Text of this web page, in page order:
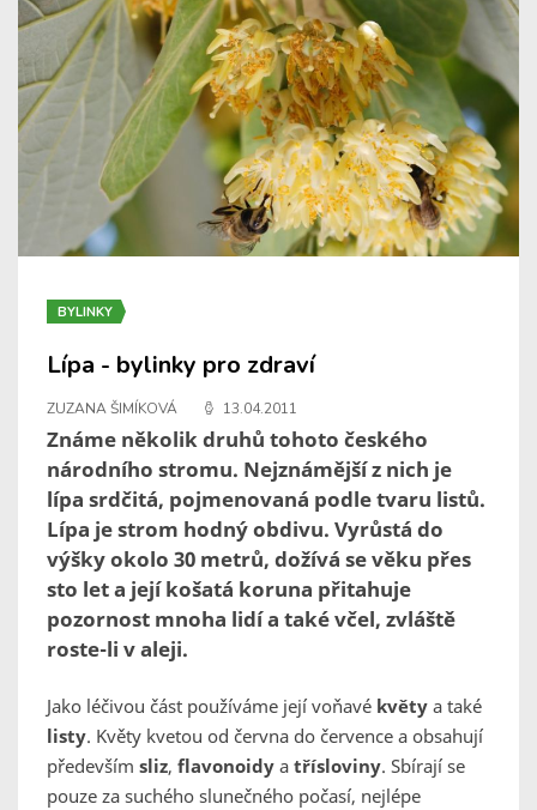
BYLINKY
Lípa - bylinky pro zdraví
ZUZANA ŠIMÍKOVÁ 13.04.2011
Známe několik druhů tohoto českého
národního stromu. Nejznámější z nich je
lípa srdčitá, pojmenovaná podle tvaru listů.
Lípa je strom hodný obdivu. Vyrůstá do
výšky okolo 30 metrů, dožívá se věku přes
sto let a její košatá koruna přitahuje
pozornost mnoha lidí a také včel, zvláště
roste-li v aleji.
Jako léčivou část používáme její voňavé květy a také
listy. Květy kvetou od června do července a obsahují
především sliz, flavonoidy a třísloviny. Sbírají se
pouze za suchého slunečného počasí, nejlépe